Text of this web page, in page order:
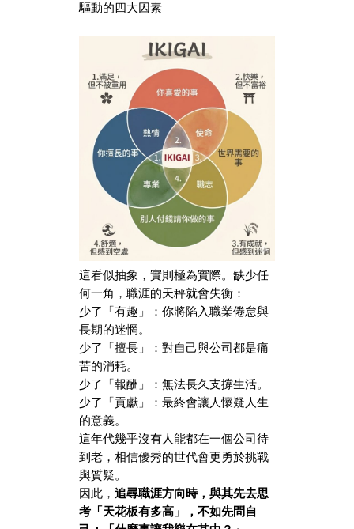
驅動的四大因素
這看似抽象，實則極為實際。缺少任
何一角，職涯的天秤就會失衡：
少了「有趣」：你將陷入職業倦怠與
長期的迷惘。
少了「擅長」：對自己與公司都是痛
苦的消耗。
少了「報酬」：無法長久支撐生活。
少了「貢獻」：最終會讓人懷疑人生
的意義。
這年代幾乎沒有人能都在一個公司待
到老，相信優秀的世代會更勇於挑戰
與質疑。
因此， 追尋職涯方向時，與其先去思
考「天花板有多高」，不如先問自